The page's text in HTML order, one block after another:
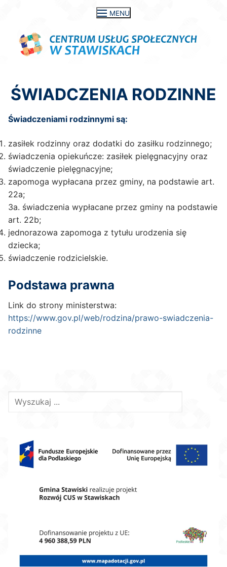
MENU
ŚWIADCZENIA RODZINNE
Świadczeniami rodzinnymi są:
zasiłek rodzinny oraz dodatki do zasiłku rodzinnego;
świadczenia opiekuńcze: zasiłek pielęgnacyjny oraz
świadczenie pielęgnacyjne;
zapomoga wypłacana przez gminy, na podstawie art.
22a;
3a. świadczenia wypłacane przez gminy na podstawie
art. 22b;
jednorazowa zapomoga z tytułu urodzenia się
dziecka;
świadczenie rodzicielskie.
Podstawa prawna
Link do strony ministerstwa:
https://www.gov.pl/web/rodzina/prawo-swiadczenia-
rodzinne
Szukaj